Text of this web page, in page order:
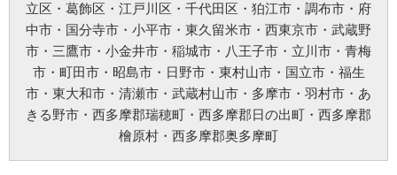
たします。)
にて通知致します。
ご利用規約
①料金例は基本料金のみです。家電製品の年式や型式、部材や特殊工事が必要な場合
などは別途料金を申し受けます。
②作業にお伺いし、別途部材が必要となる場合は作業日程が変更する可能性がござい
ます。
③ご訪問予約後のご訪問前のキャンセルは、キャンセル料5,500円(税込)を申し受けま
立区 ・ 葛飾区 ・ 江戸川区 ・ 千代田区 ・ 狛江市 ・ 調布市 ・ 府
中市 ・ 国分寺市 ・ 小平市 ・ 東久留米市 ・ 西東京市 ・ 武蔵野
市 ・ 三鷹市 ・ 小金井市 ・ 稲城市 ・ 八王子市 ・ 立川市 ・ 青梅
市・ 町田市・ 昭島市・ 日野市・ 東村山市・ 国立市・ 福生
市 ・ 東大和市 ・ 清瀬市 ・ 武蔵村山市 ・ 多摩市 ・ 羽村市 ・ あ
きる野市 ・ 西多摩郡瑞穂町 ・ 西多摩郡日の出町 ・ 西多摩郡
檜原村 ・ 西多摩郡奥多摩町